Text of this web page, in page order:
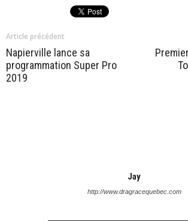
Article précédent
Napierville lance sa
programmation Super Pro
2019
Jay
http://www.dragracequebec.com